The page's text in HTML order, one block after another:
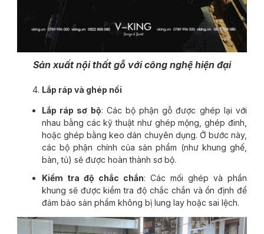
Sản xuất nội thất gỗ với công nghệ hiện đại
Lắp ráp và ghép nối
Lắp ráp sơ bộ: Các bộ phận gỗ được ghép lại với
nhau bằng các kỹ thuật như ghép mộng, ghép đinh,
hoặc ghép bằng keo dán chuyên dụng. Ở bước này,
các bộ phận chính của sản phẩm (như khung ghế,
bàn, tủ) sẽ được hoàn thành sơ bộ.
Kiểm tra độ chắc chắn: Các mối ghép và phần
khung sẽ được kiểm tra độ chắc chắn và ổn định để
đảm bảo sản phẩm không bị lung lay hoặc sai lệch.